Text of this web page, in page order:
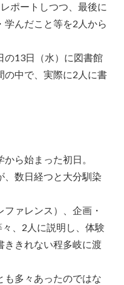
ポートしつつ、最後に
学んだこと等を2人から
の13日（水）に図書館
の中で、実際に2人に書
ら始まった初日。
、数日経つと大分馴染
ァレンス）、企画・
、2人に説明し、体験
ききれない程多岐に渡
も多々あったのではな